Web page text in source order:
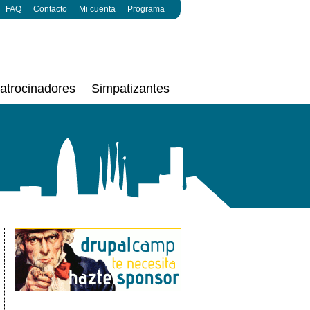
FAQ Contacto Mi cuenta Programa
Simpatizantes